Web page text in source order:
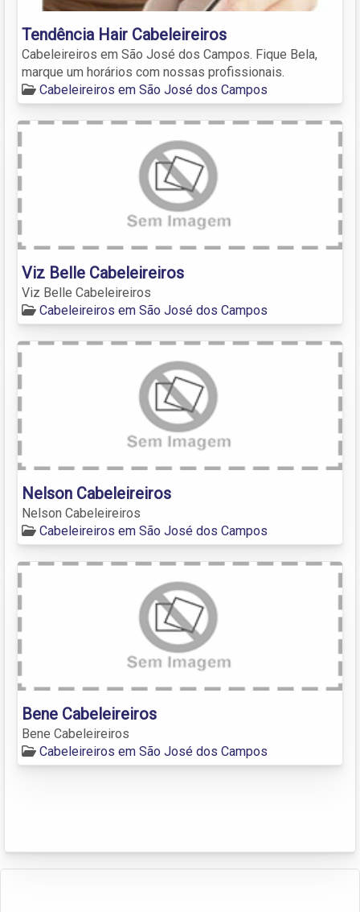
Tendência Hair Cabeleireiros
Cabeleireiros em São José dos Campos. Fique Bela,
marque um horários com nossas profissionais.
Cabeleireiros em São José dos Campos
Viz Belle Cabeleireiros
Viz Belle Cabeleireiros
Cabeleireiros em São José dos Campos
Nelson Cabeleireiros
Nelson Cabeleireiros
Cabeleireiros em São José dos Campos
Bene Cabeleireiros
Bene Cabeleireiros
Cabeleireiros em São José dos Campos